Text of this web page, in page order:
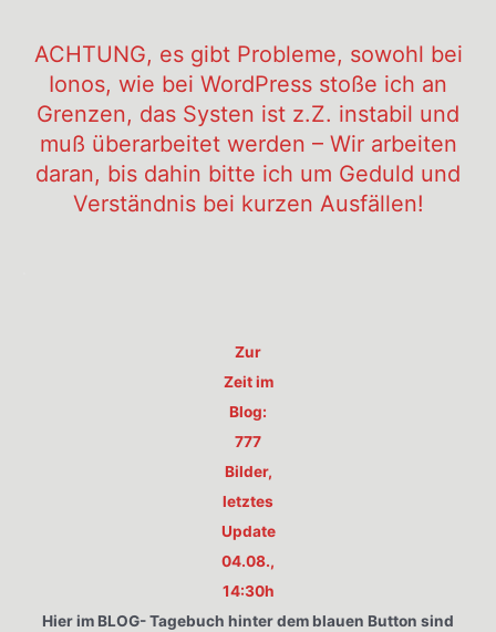
ACHTUNG, es gibt Probleme, sowohl bei
Ionos, wie bei WordPress stoße ich an
Grenzen, das Systen ist z.Z. instabil und
muß überarbeitet werden – Wir arbeiten
daran, bis dahin bitte ich um Geduld und
Verständnis bei kurzen Ausfällen!
Zur
Zeit im
Blog:
777
Bilder,
letztes
Update
04.08.,
14:30h
Hier im BLOG- Tagebuch hinter dem blauen Button sind